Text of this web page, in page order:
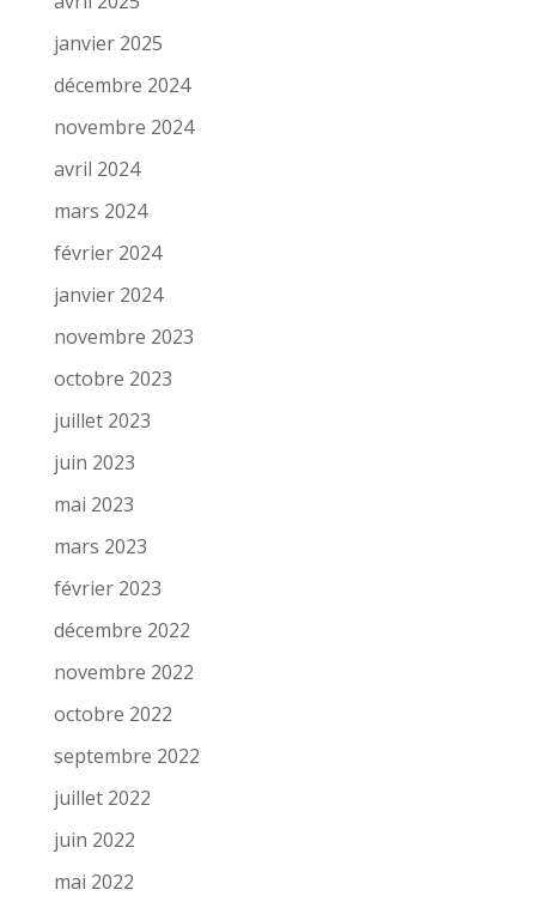
janvier 2025
décembre 2024
novembre 2024
avril 2024
mars 2024
février 2024
janvier 2024
novembre 2023
octobre 2023
juillet 2023
juin 2023
mai 2023
mars 2023
février 2023
décembre 2022
novembre 2022
octobre 2022
septembre 2022
juillet 2022
juin 2022
mai 2022